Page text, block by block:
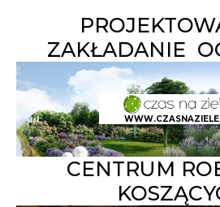
ZAKŁADANIE
CENTRUM